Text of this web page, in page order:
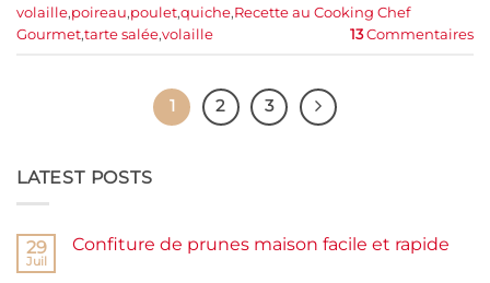
volaille,poireau,poulet,quiche,Recette au Cooking Chef
Gourmet,tarte salée,volaille 13Commentaires
1 2 3
LATEST POSTS
29
Juil
Confiture de prunes maison facile et rapide